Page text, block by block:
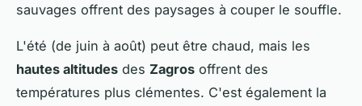
sauvages offrent des paysages à couper le souffle.
L'été (de juin à août) peut être chaud, mais les
hautes altitudes des Zagros offrent des
températures plus clémentes. C'est également la